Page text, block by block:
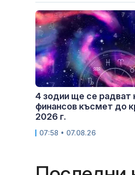
4 зодии ще се радват
финансов късмет до
2026 г.
07:58 • 07.08.26